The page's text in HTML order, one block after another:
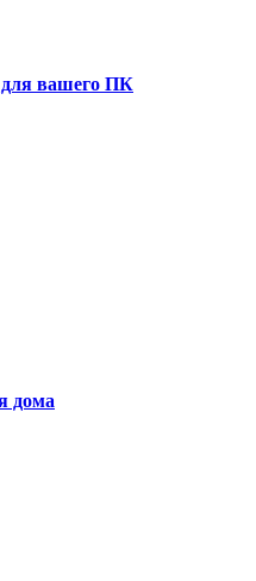
вашего ПК
дома